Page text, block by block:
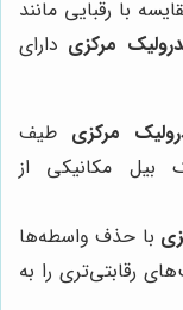
با رقبایی مانند
مرکزی دارای
مرکزی طیف
بیل مکانیکی از
با حذف واسطه‌ها
رقابتی‌تری را به